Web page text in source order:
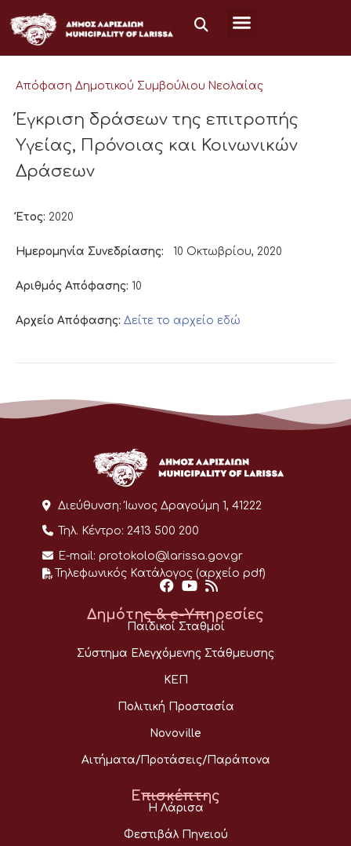
στο
περιεχόμενο
Απόφαση Δημοτικού Συμβούλιου Νεολαίας
Έγκριση δράσεων της επιτροπής
Υγείας, Πρόνοιας και Κοινωνικών
Δράσεων
Έτος: 2020
Ημερομηνία Συνεδρίασης: 10 Οκτωβρίου, 2020
Αριθμός Απόφασης: 10
Αρχείο Απόφασης: Δείτε το αρχείο εδώ
Διεύθυνση: Ίωνος Δραγούμη 1, 41222
Τηλ. Κέντρο: 2413 500 200
E-mail: protokolo@larissa.gov.gr
Τηλεφωνικός Κατάλογος (αρχείο pdf)
Δημότης & e-Υπηρεσίες
Παιδικοί Σταθμοί
Σύστημα Ελεγχόμενης Στάθμευσης
ΚΕΠ
Πολιτική Προστασία
Novoville
Αιτήματα/Προτάσεις/Παράπονα
Επισκέπτης
Η Λάρισα
Φεστιβάλ Πηνειού